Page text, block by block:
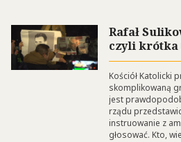
Rafał
czyli krótka
Kościół Katolicki
skomplikowaną
jest
rządu
instruowanie z
głosować. Kto,